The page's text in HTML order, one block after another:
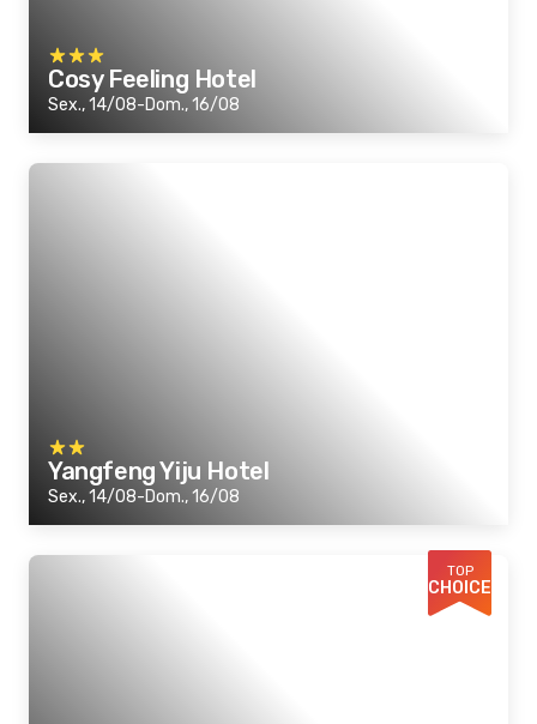
Cosy Feeling Hotel
Sex., 14/08-Dom., 16/08
Yangfeng Yiju Hotel
Sex., 14/08-Dom., 16/08
TOP
CHOICE